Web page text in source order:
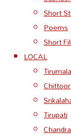
Short
Poems
Short
LOCAL
Tirumala
Chittoor
Tirupati